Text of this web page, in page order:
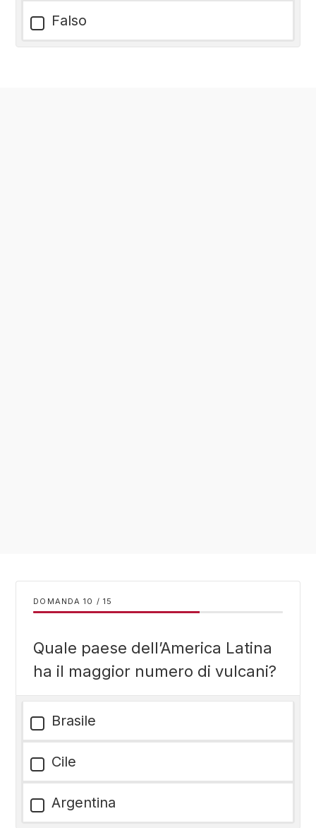
Falso
DOMANDA / 15
Quale paese dell’America Latina
ha il maggior numero di vulcani?
Brasile
Cile
Argentina